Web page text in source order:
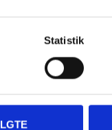
Statistik
instruktion i
træ­ning.
­træ­nes for at
pas­ser præ­cis til